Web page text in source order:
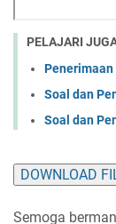
PELAJARI
Penerimaan
Soal dan
Soal dan
DOWNLOAD
Semoga